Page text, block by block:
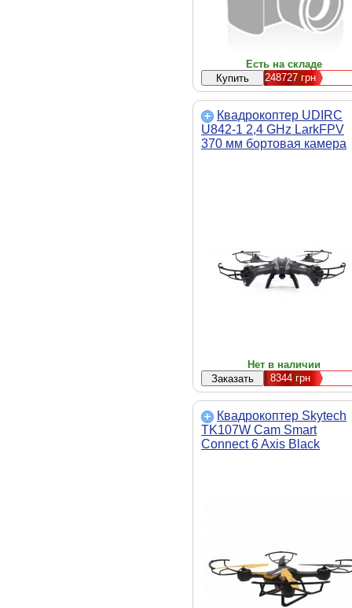
Есть на складе
248727 грн
Квадрокоптер UDIRC
U842-1 2,4 GHz LarkFPV
370 мм бортовая камера
Нет в наличии
8344 грн
Квадрокоптер Skytech
TK107W Cam Smart
Connect 6 Axis Black